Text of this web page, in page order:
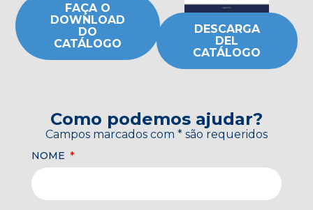
FAÇA O
DOWNLOAD
DO
CATÁLOGO
DESCARGA
DEL
CATÁLOGO
Como podemos ajudar?
Campos marcados com * são requeridos
NOME